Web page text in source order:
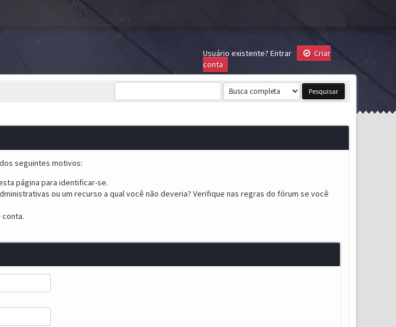
Usuário existente? Entrar
Criar
conta
seguintes motivos:
página para identificar-se.
ou um recurso a qual você não deveria? Verifique nas regras do fórum se você